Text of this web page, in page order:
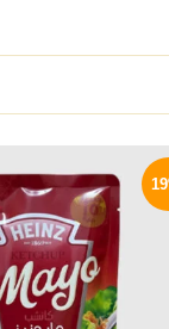
هو:
72 EGP.